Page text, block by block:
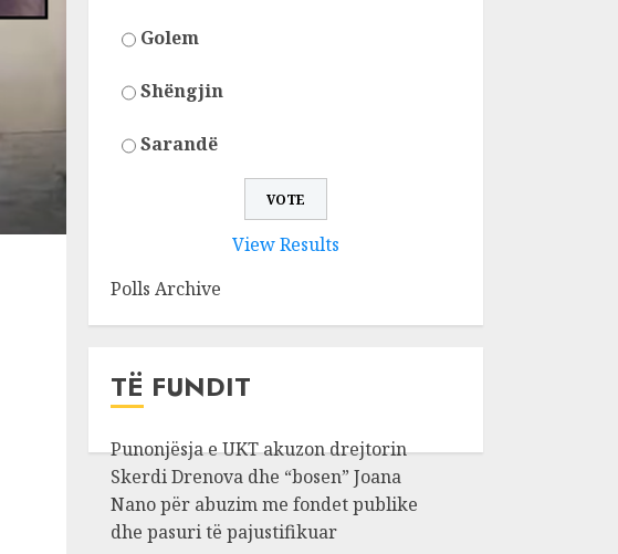
Golem
Shëngjin
Sarandë
View Results
Polls Archive
TË FUNDIT
Punonjësja e UKT akuzon drejtorin
Skerdi Drenova dhe “bosen” Joana
Nano për abuzim me fondet publike
dhe pasuri të pajustifikuar